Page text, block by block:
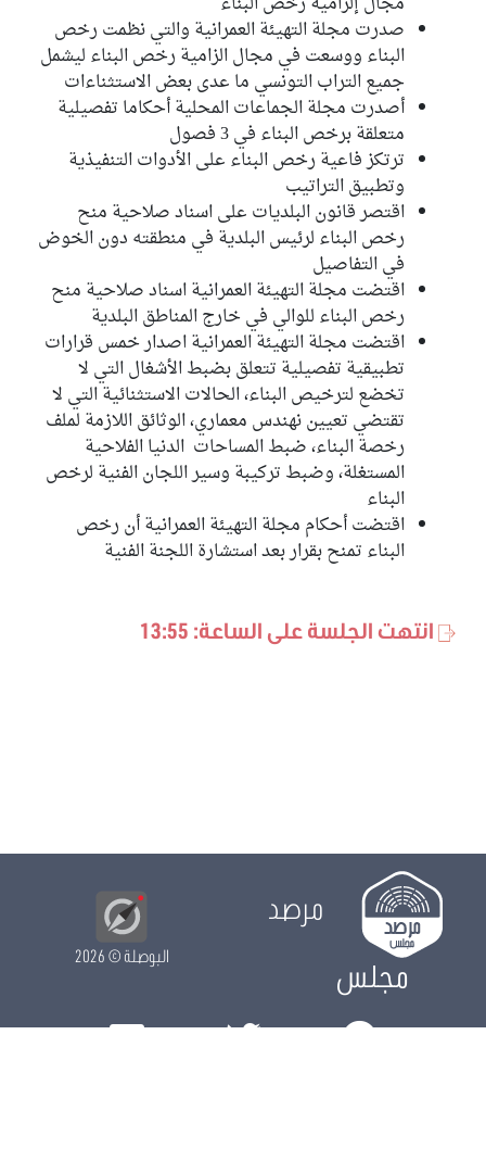
صدرت مجلة التهيئة العمرانية والتي نظمت رخص
البناء ووسعت في مجال الزامية رخص البناء ليشمل
جميع التراب التونسي ما عدى بعض الاستثناءات
أصدرت مجلة الجماعات المحلية أحكاما تفصيلية
متعلقة برخص البناء في 3 فصول
ترتكز فاعية رخص البناء على الأدوات التنفيذية
وتطبيق التراتيب
اقتصر قانون البلديات على اسناد صلاحية منح
رخص البناء لرئيس البلدية في منطقته دون الخوض
في التفاصيل
اقتضت مجلة التهيئة العمرانية اسناد صلاحية منح
رخص البناء للوالي في خارج المناطق البلدية
اقتضت مجلة التهيئة العمرانية اصدار خمس قرارات
تطبيقية تفصيلية تتعلق بضبط الأشغال التي لا
تخضع لترخيص البناء، الحالات الاستثنائية التي لا
تقتضي تعيين نهندس معماري، الوثائق اللازمة لملف
رخصة البناء، ضبط المساحات الدنيا الفلاحية
المستغلة، وضبط تركيبة وسير اللجان الفنية لرخص
البناء
اقتضت أحكام مجلة التهيئة العمرانية أن رخص
البناء تمنح بقرار بعد استشارة اللجنة الفنية
انتهت الجلسة على الساعة: 13:55
مرصد
مجلس
البوصلة© 2026